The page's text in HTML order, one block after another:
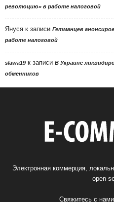
революцию» в работе налоговой
Януся к записи Гетманцев
работе налоговой
slawa19 к записи В Украине
обменников
Электронная коммерция,
open
Свяжитесь с